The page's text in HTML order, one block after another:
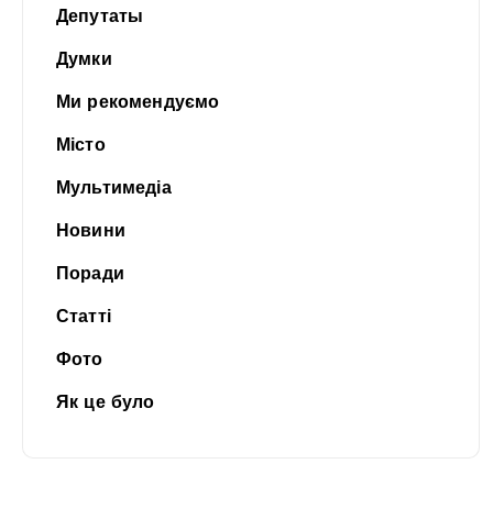
Депутаты
Думки
Ми рекомендуємо
Місто
Мультимедіа
Новини
Поради
Статті
Фото
Як це було